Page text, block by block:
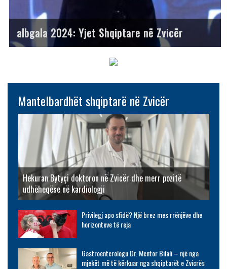
albgala 2024: Yjet Shqiptare në Zvicër
Mantelbardhët shqiptarë në Zvicër
Hekuran Bytyçi doktoron në Zvicër dhe merr pozitë
udhëheqëse në kardiologji
Privilegj apo sfidë? Një brez mes rrënjëve dhe
horizonteve të reja
Gastroenterologu Dr. Mentor Bilali – një nga
mjekët më të kërkuar nga shqiptarët e Zvicrës